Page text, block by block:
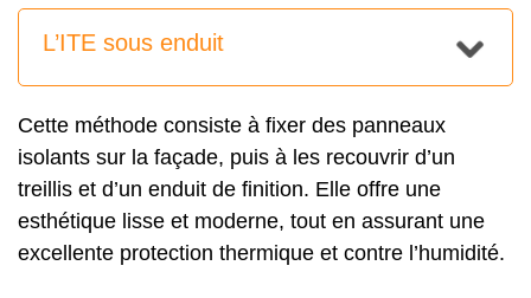
L’ITE sous enduit
Cette méthode consiste à fixer des panneaux
isolants sur la façade, puis à les recouvrir d’un
treillis et d’un enduit de finition. Elle offre une
esthétique lisse et moderne, tout en assurant une
excellente protection thermique et contre l’humidité.